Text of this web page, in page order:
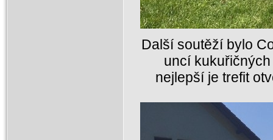
Další soutěží bylo
uncí
nejlepší je trefit